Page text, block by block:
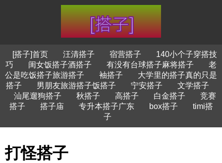
[搭子]首页 汪清搭子 宿营搭子
140小个子穿搭技
巧
闺女饭搭子酒搭子 有没有台球搭子麻将搭子
老
公是吃饭搭子旅游搭子
袖搭子
大学里的搭子真的只是
搭子
男朋友旅游搭子饭搭子 宁安搭子
文学搭子
汕尾遛狗搭子
秋搭子 高搭子 白金搭子
竞赛
搭子
搭子庙 专升本搭子广东 box搭子
timi搭
子
打怪搭子